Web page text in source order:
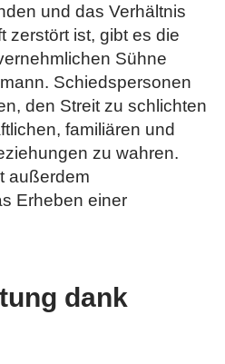
und das Verhältnis
zerstört ist, gibt es die
Sühne
Schiedspersonen
den Streit zu schlichten
familiären und
zu wahren.
außerdem
Erheben einer
dank